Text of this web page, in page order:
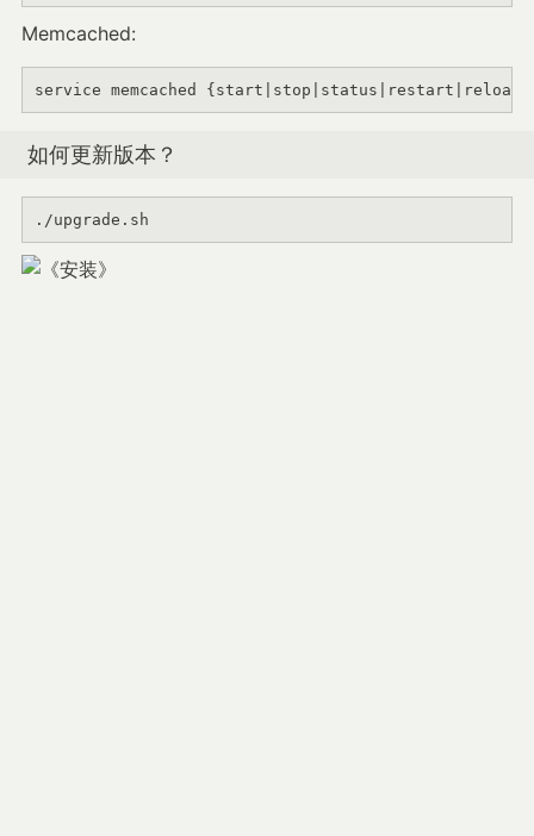
Memcached:
service memcached {start|stop|status|restart|reload}
如何更新版本？
./upgrade.sh